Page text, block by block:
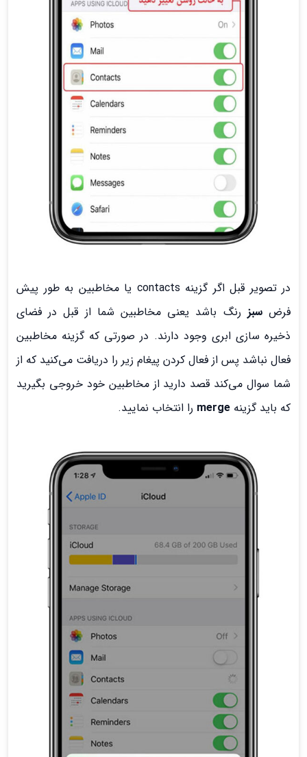
در تصویر قبل اگر گزینه contacts یا مخاطبین به طور پیش
فرضسبز رنگ باشد یعنی مخاطبین شما از قبل در فضای
ذخیره سازی ابری وجود دارند. در صورتی که گزینه مخاطبین
فعال نباشد پس از فعال کردن پیغام زیر را دریافت می‌کنید که از
شما سوال می‌کند قصد دارید از مخاطبین خود خروجی بگیرید
که باید گزینه merge را انتخاب نمایید.